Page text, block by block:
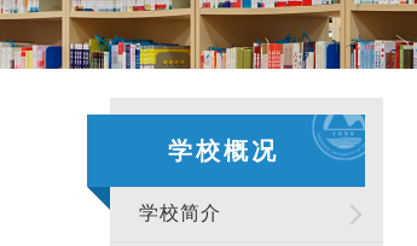
学校概况
学校简介